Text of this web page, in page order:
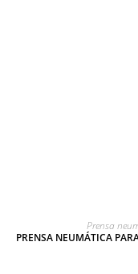
Prensa
PRENSA NEUMÁTICA